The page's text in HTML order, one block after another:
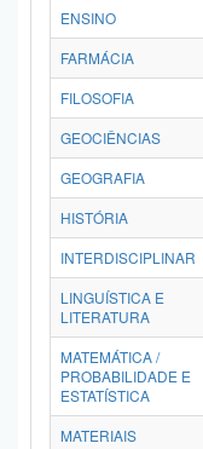
ENSINO
FARMÁCIA
FILOSOFIA
GEOCIÊNCIAS
GEOGRAFIA
HISTÓRIA
INTERDISCIPLINAR
LINGUÍSTICA E
LITERATURA
MATEMÁTICA /
PROBABILIDADE E
ESTATÍSTICA
MATERIAIS